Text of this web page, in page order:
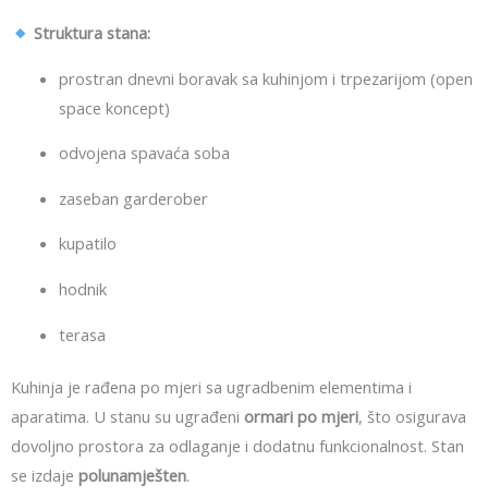
Struktura stana:
prostran dnevni boravak sa kuhinjom i trpezarijom (open
space koncept)
odvojena spavaća soba
zaseban garderober
kupatilo
hodnik
terasa
Kuhinja je rađena po mjeri sa ugradbenim elementima i
aparatima. U stanu su ugrađeni ormari po mjeri, što osigurava
dovoljno prostora za odlaganje i dodatnu funkcionalnost. Stan
se izdaje polunamješten.